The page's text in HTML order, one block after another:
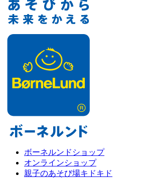
ボーネルンドショップ
オンラインショップ
親子のあそび場キドキド